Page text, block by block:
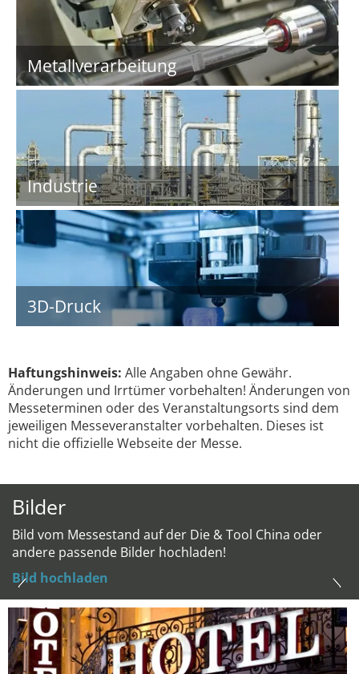
Metallverarbeitung
Industrie
3D-Druck
Haftungshinweis: Alle Angaben ohne Gewähr.
Änderungen und Irrtümer vorbehalten! Änderungen von
Messeterminen oder des Veranstaltungsorts sind dem
jeweiligen Messeveranstalter vorbehalten. Dieses ist
nicht die offizielle Webseite der Messe.
Bilder
Bild vom Messestand auf der Die & Tool China oder
andere passende Bilder hochladen!
Bild hochladen